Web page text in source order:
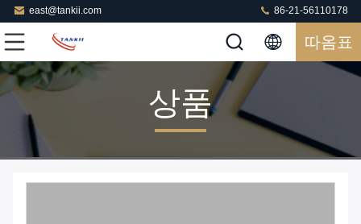
east@tankii.com 86-21-56110178
따옴표
상품